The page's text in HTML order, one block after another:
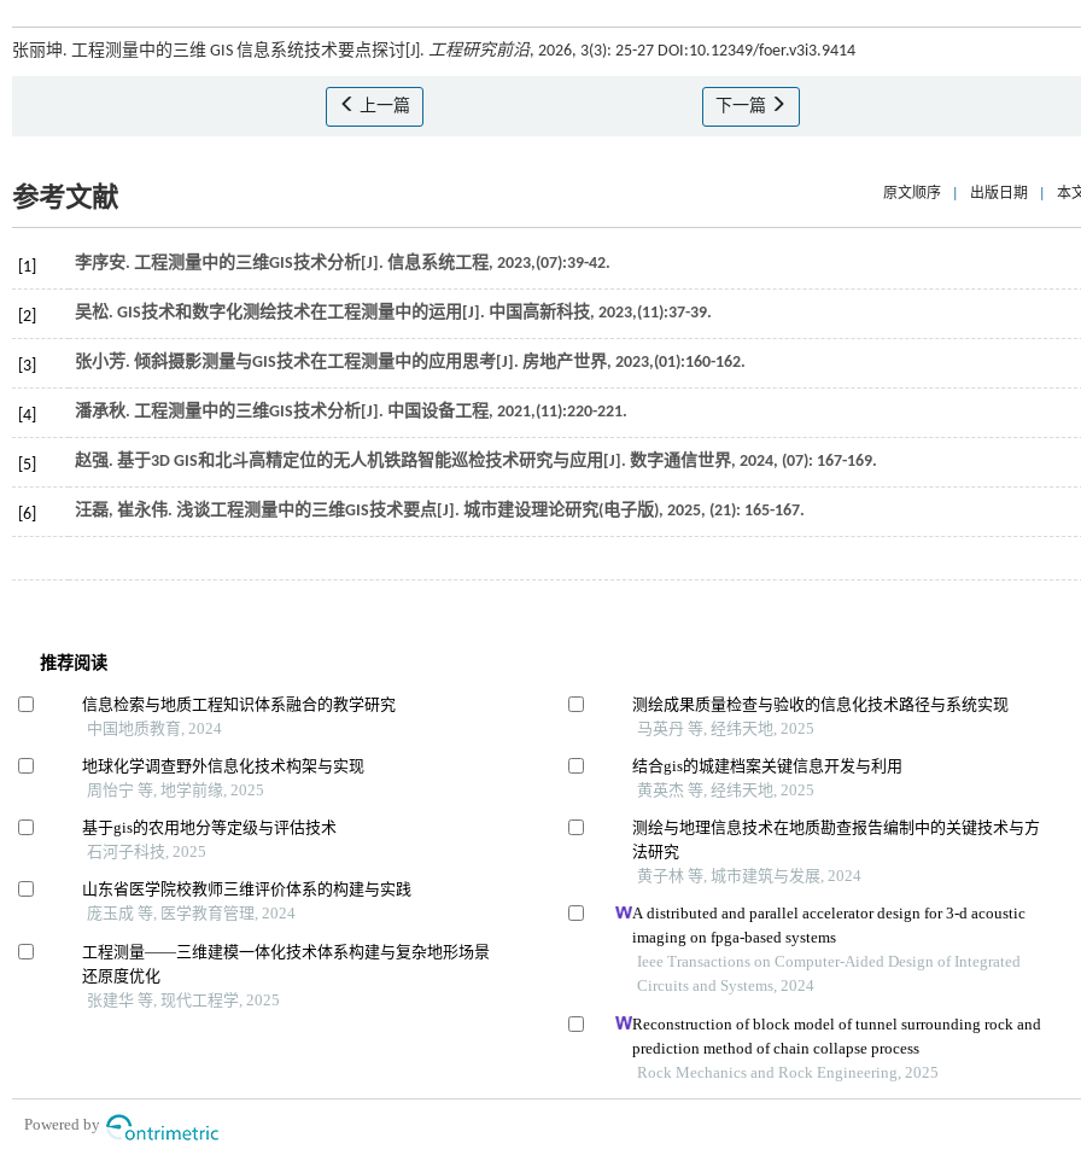
张丽坤. 工程测量中的三维 GIS 信息系统技术要点探讨[J]. 工程研究前沿, 2026, 3(3): 25-27 DOI:10.12349/foer.v3i3.9414
上一篇 下一篇
参考文献 原文顺序 出版日期 本
[1] 李序安. 工程测量中的三维GIS技术分析[J]. 信息系统工程, 2023,(07):39-42.
[2] 吴松. GIS技术和数字化测绘技术在工程测量中的运用[J]. 中国高新科技, 2023,(11):37-39.
[3] 张小芳. 倾斜摄影测量与GIS技术在工程测量中的应用思考[J]. 房地产世界, 2023,(01):160-162.
[4] 潘承秋. 工程测量中的三维GIS技术分析[J]. 中国设备工程, 2021,(11):220-221.
[5] 赵强. 基于3D GIS和北斗高精定位的无人机铁路智能巡检技术研究与应用[J]. 数字通信世界, 2024, (07): 167-169.
[6] 汪磊, 崔永伟. 浅谈工程测量中的三维GIS技术要点[J]. 城市建设理论研究(电子版), 2025, (21): 165-167.